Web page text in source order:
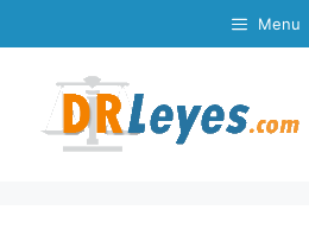
to
Menu